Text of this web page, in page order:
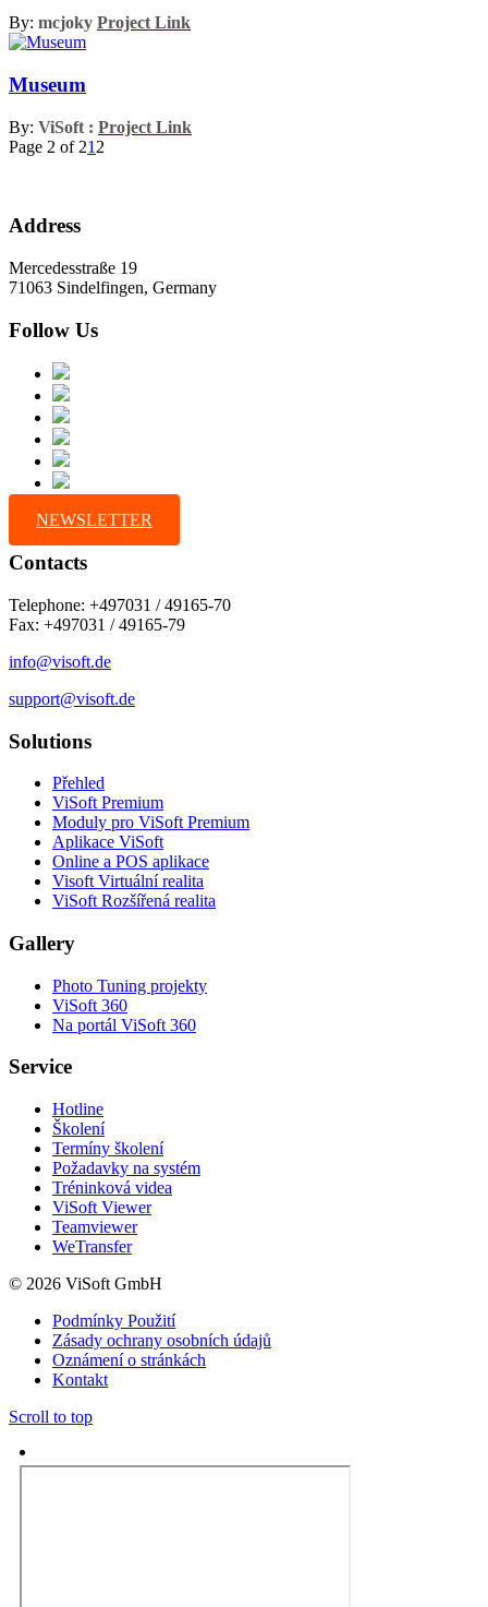
By: mcjoky Project Link
Museum
By: ViSoft : Project Link
Page 2 of 21 2
Address
Mercedesstraße 19
71063 Sindelfingen, Germany
Follow Us
NEWSLETTER
Contacts
Telephone: +497031 / 49165-70
Fax: +497031 / 49165-79
info@visoft.de
support@visoft.de
Solutions
Přehled
ViSoft Premium
Moduly pro ViSoft Premium
Aplikace ViSoft
Online a POS aplikace
Visoft Virtuální realita
ViSoft Rozšířená realita
Gallery
Photo Tuning projekty
ViSoft 360
Na portál ViSoft 360
Service
Hotline
Školení
Termíny školení
Požadavky na systém
Tréninková videa
ViSoft Viewer
Teamviewer
WeTransfer
© 2026 ViSoft GmbH
Podmínky Použití
Zásady ochrany osobních údajů
Oznámení o stránkách
Kontakt
Scroll to top